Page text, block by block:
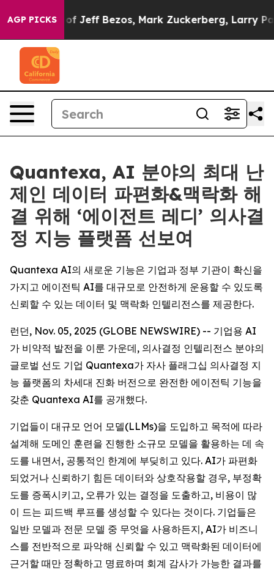
AGP PICKS
of Jeff Bezos, Mark Zuckerberg, Larry Page,
Quantexa, AI 분야의 최대 난
제인 데이터 파편화&맥락화 해
결 위해 ‘에이전트 레디’ 의사결
정 지능 플랫폼 선보여
Quantexa AI의 새로운 기능은 기업과 정부 기관이 확신을
가지고 에이전틱 AI를 대규모로 안전하게 운용할 수 있도록
신뢰할 수 있는 데이터 및 맥락화 인텔리전스를 제공한다.
런던, Nov. 05, 2025 (GLOBE NEWSWIRE) -- 기업용 AI
가 비약적 발전을 이룬 가운데, 의사결정 인텔리전스 분야의
글로벌 선도 기업 Quantexa가 자사 플래그십 의사결정 지
능 플랫폼의 차세대 진화 버전으로 완전한 에이전틱 기능을
갖춘 Quantexa AI를 공개했다.
기업들이 대규모 언어 모델(LLMs)을 도입하고 목적에 따라
설계해 도메인 훈련을 진행한 소규모 모델을 활용하는 데 속
도를 내면서, 공통적인 한계에 부딪히고 있다. AI가 파편화
되었거나 신뢰하기 힘든 데이터와 상호작용할 경우, 부정확
도를 증폭시키고, 오류가 있는 결정을 도출하고, 비용이 많
이 드는 피드백 루프를 생성할 수 있다는 것이다. 기업들은
일반 모델과 전문 모델 중 무엇을 사용하든지, AI가 비즈니
스를 전반적으로 파악해 신뢰할 수 있고 맥락화된 데이터에
근거할 때만 정확하고 명료하며 회계 감사가 가능한 결과를